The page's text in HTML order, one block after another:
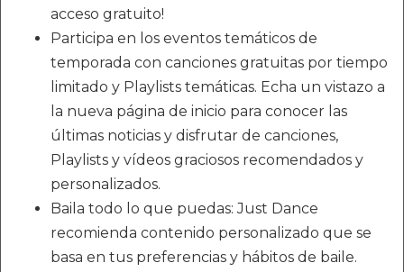
acceso gratuito!
Participa en los eventos temáticos de
temporada con canciones gratuitas por tiempo
limitado y Playlists temáticas. Echa un vistazo a
la nueva página de inicio para conocer las
últimas noticias y disfrutar de canciones,
Playlists y vídeos graciosos recomendados y
personalizados.
Baila todo lo que puedas: Just Dance
recomienda contenido personalizado que se
basa en tus preferencias y hábitos de baile.